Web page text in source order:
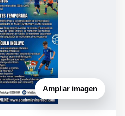
Ampliar imagen